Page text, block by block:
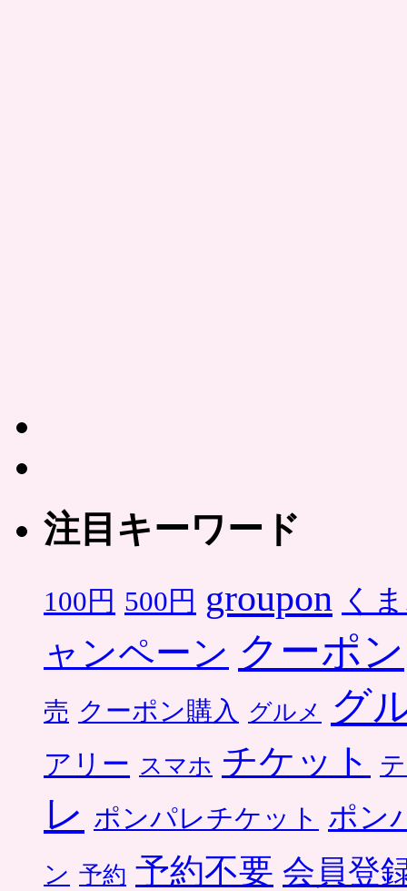
注目キーワード
100円 500円 groupon く
ャンペーン クーポン
売 クーポン購入 グルメ グ
アリー スマホ チケット
レ ポンパレチケット ポン
ン 予約 予約不要 会員登